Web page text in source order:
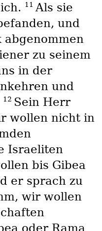
11 Als sie
und
abgenommen
zu seinem
in der
und
12 Sein Herr
wollen nicht in
Israeliten
bis Gibea
er sprach zu
wir wollen
oder Rama